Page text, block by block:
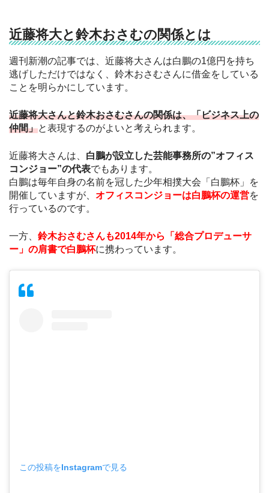
近藤将大と鈴木おさむの関係とは
週刊新潮の記事では、近藤将大さんは白鵬の1億円を持ち
逃げしただけではなく、鈴木おさむさんに借金をしている
ことを明らかにしています。
近藤将大さんと鈴木おさむさんの関係は、「ビジネス上の
仲間」と表現するのがよいと考えられます。
近藤将大さんは、 白鵬が設立した芸能事務所の”オフィス
コンジョー”の代表でもあります。
白鵬は毎年自身の名前を冠した少年相撲大会「白鵬杯」を
開催していますが、 オフィスコンジョーは白鵬杯の運営を
行っているのです。
一方、 鈴木おさむさんも2014年から「総合プロデューサ
ー」の肩書で白鵬杯に携わっています。
この投稿をInstagramで見る